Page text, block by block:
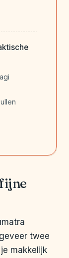
twee
makkelijk